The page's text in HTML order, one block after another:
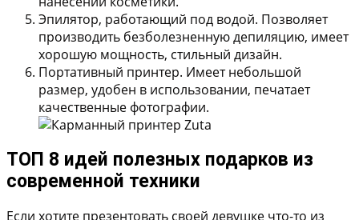
Эпилятор, работающий под водой. Позволяет
производить безболезненную депиляцию, имеет
хорошую мощность, стильный дизайн.
Портативный принтер. Имеет небольшой
размер, удобен в использовании, печатает
качественные фотографии.
ТОП 8 идей полезных подарков из
современной техники
Если хотите презентовать своей девушке что-то из